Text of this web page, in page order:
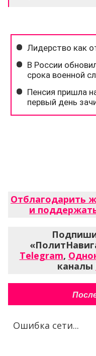
Отблагодарить
и
Telegram,
каналы
Ошибка сети...